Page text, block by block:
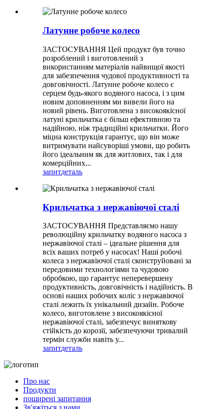
Латунне робоче колесо
ЗАСТОСУВАННЯ Цей продукт був точно
розроблений і виготовлений з
використанням матеріалів найвищої якості
для забезпечення чудової продуктивності та
довговічності. Латунне робоче колесо є
серцем будь-якого водяного насоса, і з цим
новим доповненням ми вивели його на
новий рівень. Виготовлена ​​з високоякісної
латуні крильчатка є більш ефективною та
надійною, ніж традиційні крильчатки. Його
міцна конструкція гарантує, що він може
витримувати найсуворіші умови, що робить
його ідеальним як для житлових, так і для
комерційних...
запитдеталь
Крильчатка з нержавіючої сталі
ЗАСТОСУВАННЯ Представляємо нашу
революційну крильчатку водяного насоса з
нержавіючої сталі – ідеальне рішення для
всіх ваших потреб у насосах! Наші робочі
колеса з нержавіючої сталі сконструйовані за
передовими технологіями та чудовою
обробкою, що гарантує неперевершену
продуктивність, довговічність і надійність. В
основі наших робочих коліс з нержавіючої
сталі лежить їх унікальний дизайн. Робоче
колесо, виготовлене з високоякісної
нержавіючої сталі, забезпечує виняткову
стійкість до корозії, забезпечуючи тривалий
термін служби навіть у...
запитдеталь
Про нас
Продукти
поширені запитання